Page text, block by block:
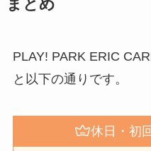
まとめ
PLAY! PARK ERIC
と以下の通りです。
休日・初